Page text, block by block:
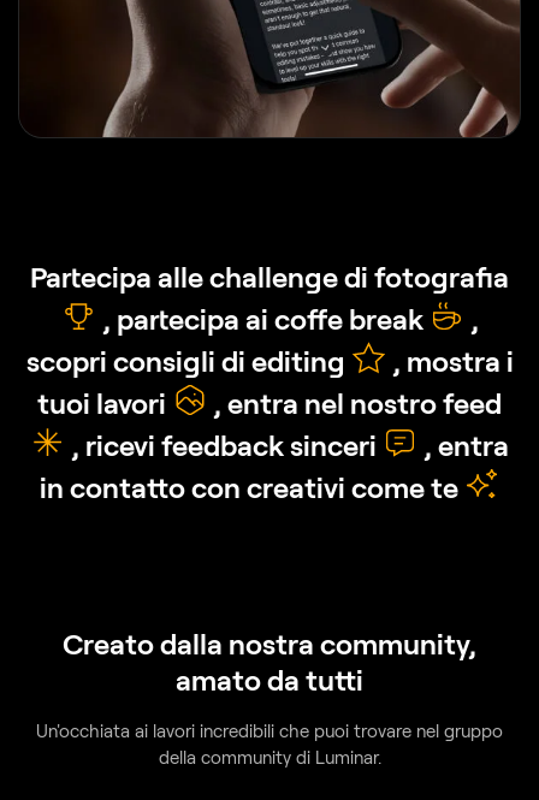
Partecipa alle challenge di fotografia
, partecipa ai coffe break
,
scopri consigli di editing
, mostra i
tuoi lavori
, entra nel nostro feed
, ricevi feedback sinceri
, entra
in contattocon creativi come te
Creato dalla nostra community,
amato da tutti
Un'occhiata ai lavori incredibili che puoi trovare nel gruppo
della community di Luminar.